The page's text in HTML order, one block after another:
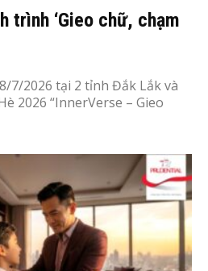
trình ‘Gieo chữ, chạm
7/2026 tại 2 tỉnh Đắk Lắk và
2026 “InnerVerse – Gieo